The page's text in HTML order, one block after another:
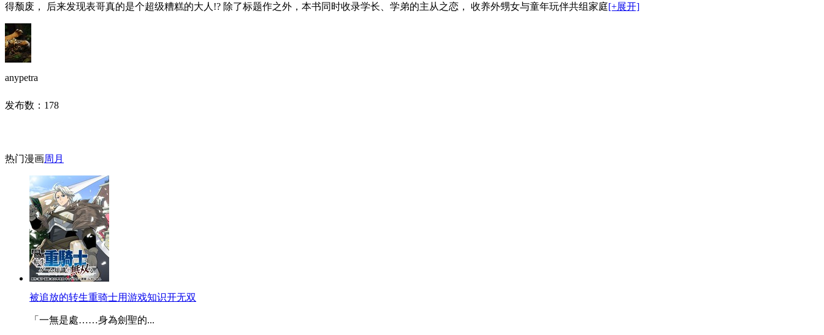
得颓废， 后来发现表哥真的是个超级糟糕的大人!? 除了标题作之外，本书同时收录学长、学弟的主从之恋， 收养外甥女与童年玩伴共组家庭[+展开]
anypetra
发布数： 178
热门漫画周 月
被追放的转生重骑士用游戏知识开无双
「一無是處……身為劍聖的...